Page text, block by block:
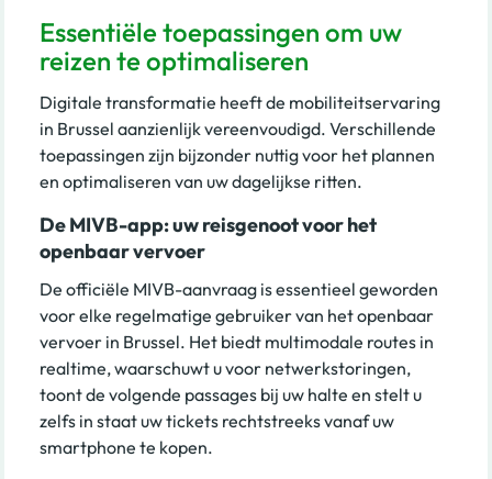
Essentiële toepassingen om uw
reizen te optimaliseren
Digitale transformatie heeft de mobiliteitservaring
in Brussel aanzienlijk vereenvoudigd. Verschillende
toepassingen zijn bijzonder nuttig voor het plannen
en optimaliseren van uw dagelijkse ritten.
De MIVB-app: uw reisgenoot voor het
openbaar vervoer
De officiële MIVB-aanvraag is essentieel geworden
voor elke regelmatige gebruiker van het openbaar
vervoer in Brussel. Het biedt multimodale routes in
realtime, waarschuwt u voor netwerkstoringen,
toont de volgende passages bij uw halte en stelt u
zelfs in staat uw tickets rechtstreeks vanaf uw
smartphone te kopen.